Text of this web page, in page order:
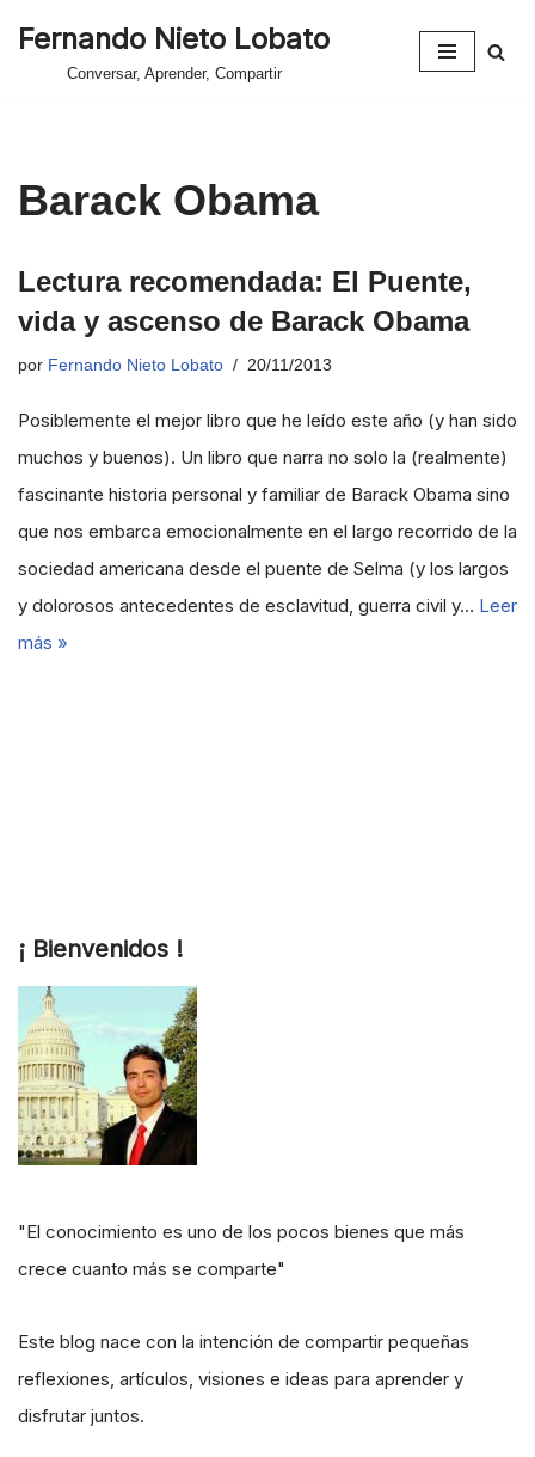
Fernando Nieto Lobato
Conversar, Aprender, Compartir
Barack Obama
Lectura recomendada: El Puente,
vida y ascenso de Barack Obama
por Fernando Nieto Lobato 20/11/2013
Posiblemente el mejor libro que he leído este año (y han sido
muchos y buenos). Un libro que narra no solo la (realmente)
fascinante historia personal y familiar de Barack Obama sino
que nos embarca emocionalmente en el largo recorrido de la
sociedad americana desde el puente de Selma (y los largos
y dolorosos antecedentes de esclavitud, guerra civil y… Leer
más »
¡ Bienvenidos !
"El conocimiento es uno de los pocos bienes que más
crece cuanto más se comparte"
Este blog nace con la intención de compartir pequeñas
reflexiones, artículos, visiones e ideas para aprender y
disfrutar juntos.